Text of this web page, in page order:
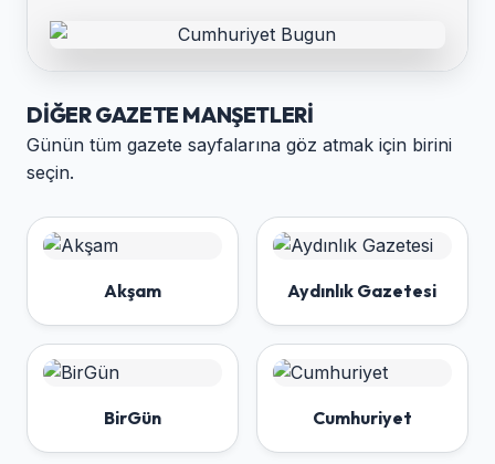
DIĞER GAZETE MANŞETLERI
Günün tüm gazete sayfalarına göz atmak için birini
seçin.
Akşam Aydınlık Gazetesi
BirGün Cumhuriyet